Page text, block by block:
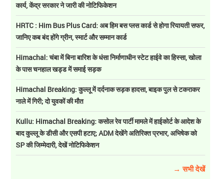
कार्य, केंद्र सरकार ने जारी की नोटिफिकेशन
HRTC : Him Bus Plus Card: अब हिम बस प्लस कार्ड से होगा रियायती सफर,
जानिए कब बंद होंगे ग्रीन, स्मार्ट और सम्मान कार्ड
Himachal: चंबा में बिना बारिश के धंसा निर्माणाधीन स्टेट हाईवे का हिस्सा, खोला
के पास चनहाल खड्ड में समाई सड़क
Himachal Breaking: कुल्लू में दर्दनाक सड़क हादसा, बाइक पुल से टकराकर
नाले में गिरी; दो युवकों की मौत
Kullu: Himachal Breaking: कसोल रेव पार्टी मामले में हाईकोर्ट के आदेश के
बाद कुल्लू के डीसी और एसपी हटाए; ADM देखेंगे अतिरिक्त प्रभार, अभिषेक को
SP की जिम्मेदारी, देखें नोटिफिकेशन
→ सभी देखें